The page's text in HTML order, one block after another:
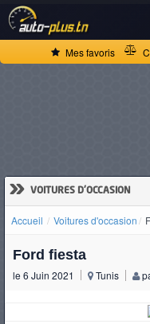
Mes favoris
» VOITURES D'OCCASION
Accueil Voitures d'occasion
Ford fiesta
le 6 Juin 2021 Tunis
ACCUEIL
D'OCCASION